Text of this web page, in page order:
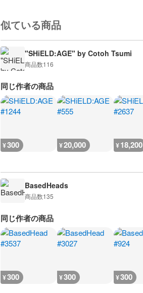
似ている商品
"SHiELD:AGE" by Cotoh Tsumi
商品数116
同じ作者の商品
¥300 ¥20,000 ¥18,200
BasedHeads
商品数135
同じ作者の商品
¥300 ¥300 ¥300